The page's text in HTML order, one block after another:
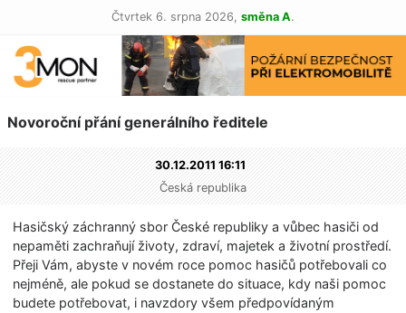
Čtvrtek 6. srpna 2026, směna A.
Novoroční přání generálního ředitele
30.12.2011 16:11
Česká republika
Hasičský záchranný sbor České republiky a vůbec hasiči od
nepaměti zachraňují životy, zdraví, majetek a životní prostředí.
Přeji Vám, abyste v novém roce pomoc hasičů potřebovali co
nejméně, ale pokud se dostanete do situace, kdy naši pomoc
budete potřebovat, i navzdory všem předpovídaným